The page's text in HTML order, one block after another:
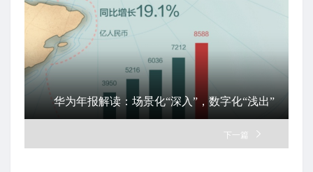
华为年报解读：场景化“深入”，数字化“浅出”
下一篇